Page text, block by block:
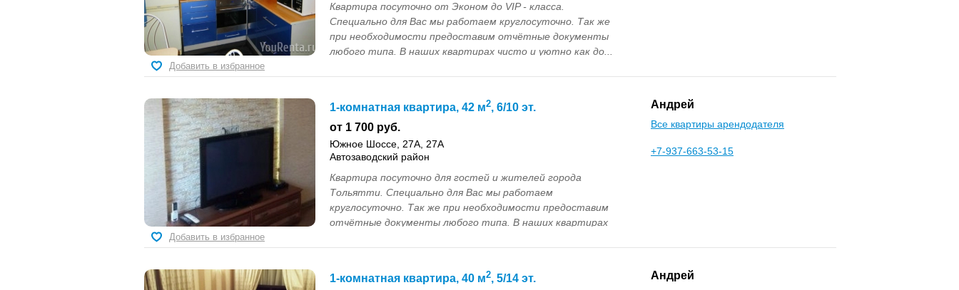
Квартира посуточно от Эконом до VIP - класса.
Специально для Вас мы работаем круглосуточно. Так же
при необходимости предоставим отчётные документы
любого типа. В наших квартирах чисто и уютно как до...
Добавить в избранное
1-комнатная квартира, 42 м2, 6/10 эт.
от 1 700 руб.
Южное Шоссе, 27А, 27А
Автозаводский район
Квартира посуточно для гостей и жителей города
Тольятти. Специально для Вас мы работаем
круглосуточно. Так же при необходимости предоставим
отчётные документы любого типа. В наших квартирах
Андрей
Все квартиры арендодателя
+7-937-663-53-15
Добавить в избранное
1-комнатная квартира, 40 м2, 5/14 эт. Андрей